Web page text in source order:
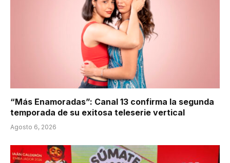
“Más Enamoradas”: Canal 13 confirma la segunda
temporada de su exitosa teleserie vertical
Agosto 6, 2026